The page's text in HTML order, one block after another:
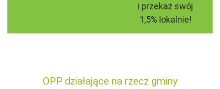
i przekaż swój
1,5% lokalnie!
OPP działające na rzecz gminy